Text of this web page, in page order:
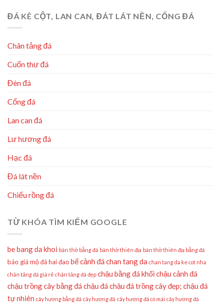
ĐÁ KÊ CỘT, LAN CAN, ĐÁT LÁT NỀN, CỔNG ĐÁ
Chân tảng đá
Cuốn thư đá
Đèn đá
Cổng đá
Lan can đá
Lư hương đá
Hạc đá
Đá lát nền
Chiếu rồng đá
TỪ KHÓA TÌM KIẾM GOOGLE
be bang da khoi bàn thờ bằng đá bàn thờ thiên địa bàn thờ thiên địa bằng đá
báo giá mộ đá hai đao bể cảnh đá chan tang da chan tang da ke cot nha
chân tảng đá giá rẻ chân tảng đá đẹp chậu bằng đá khối chậu cảnh đá
chậu trồng cây bằng đá chậu đá chậu đá trồng cây đẹp; chậu đá
tự nhiên cây hương bằng đá cây hương đá cây hương đá có mái cây hương đá